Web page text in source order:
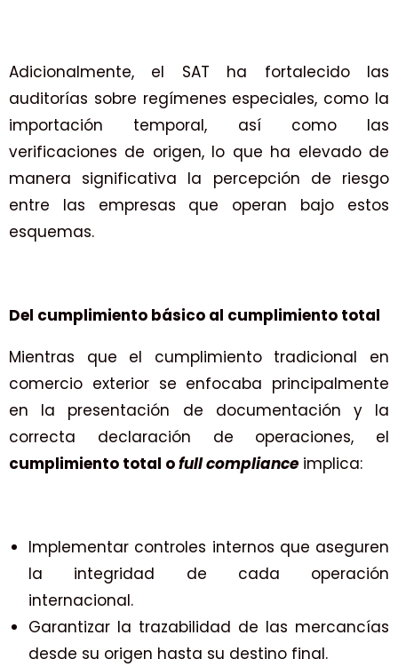
Adicionalmente, el SAT ha fortalecido las
auditorías sobre regímenes especiales, como la
importación temporal, así como las
verificaciones de origen, lo que ha elevado de
manera significativa la percepción de riesgo
entre las empresas que operan bajo estos
esquemas.
Del cumplimiento básico al cumplimiento total
Mientras que el cumplimiento tradicional en
comercio exterior se enfocaba principalmente
en la presentación de documentación y la
correcta declaración de operaciones, el
cumplimiento total ofull compliance implica:
Implementar controles internos que aseguren
la integridad de cada operación
internacional.
Garantizar la trazabilidad de las mercancías
desde su origen hasta su destino final.